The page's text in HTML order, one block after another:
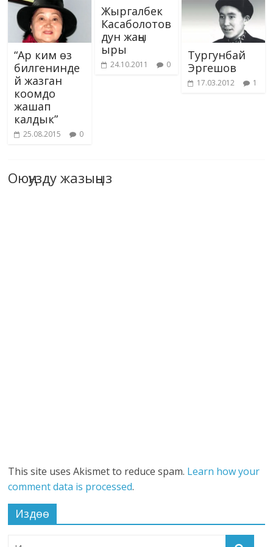
“Ар ким өз
билгенинде
й жазган
коомдо
жашап
калдык”
25.08.2015 0
Жыргалбек
Касаболотов
дун жаңы
ыры
24.10.2011 0
Тургунбай
Эргешов
17.03.2012 1
Оюңузду жазыңыз
This site uses Akismet to reduce spam. Learn how your
comment data is processed.
Издөө